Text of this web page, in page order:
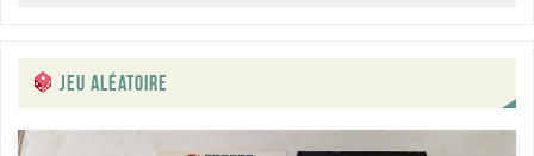
JEU ALÉATOIRE